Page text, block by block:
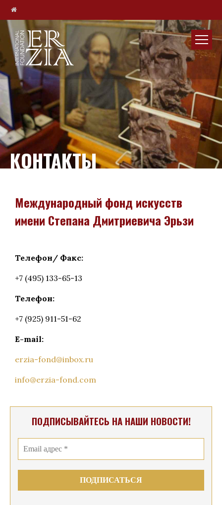
КОНТАКТЫ
Международный фонд искусств
имени Степана Дмитриевича Эрьзи
Телефон/ Факс:
+7 (495) 133-65-13
Телефон:
+7 (925) 911-51-62
E-mail:
erzia-fond@inbox.ru
info@erzia-fond.com
ПОДПИСЫВАЙТЕСЬ НА НАШИ НОВОСТИ!